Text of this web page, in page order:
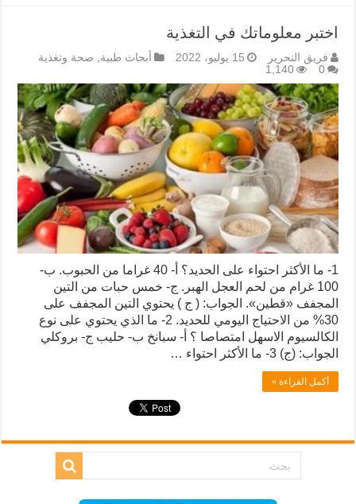
اختبر معلوماتك في التغذية
فريق التحرير 15 يوليو، 2022 أبحاث طبية
صحة وتغذية
0
1,140
1- ما الأكثر احتواء على الحديد؟ أ- 40 غراما من الحبوب. ب-
100 غرام من لحم العجل الهبر. ج- خمس حبات من التين
المجفف «قطين». الجواب: ( ج ) يحتوي التين المجفف على
30% من الاحتياج اليومي للحديد. 2- ما الذي يحتوي على نوع
الكالسيوم الاسهل امتصاصا ؟ أ- سبانخ ب- حليب ج- بروكلي
الجواب: (ج) 3- ما الأكثر احتواء …
أكمل القراءة »